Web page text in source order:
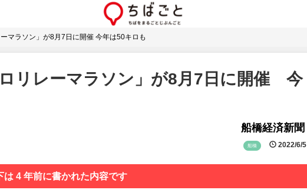
マラソン」が8月7日に開催 今年は50キロも
リレーマラソン」が8月7日に開催 今
船橋経済新聞
船橋 2022/6/5
は 4 年前に書かれた内容です